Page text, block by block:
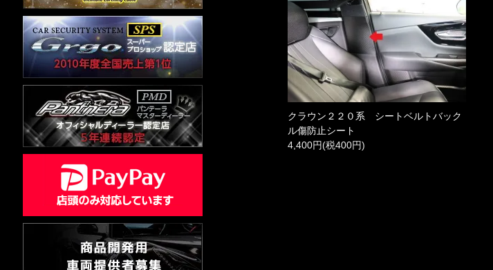
クラウン２２０系 シートベルトバック
ル傷防止シート
4,400円(税400円)